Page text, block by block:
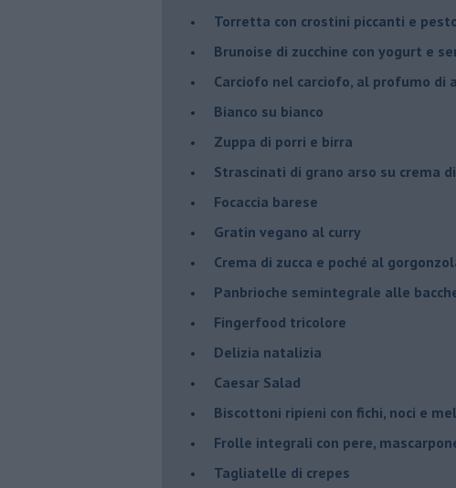
Torretta con crostini piccanti e
Brunoise di zucchine con yogurt e
Carciofo nel carciofo, al profumo di
Bianco su bianco
Zuppa di porri e birra
Strascinati di grano arso su crema
Focaccia barese
Gratin vegano al curry
Crema di zucca e poché al
Panbrioche semintegrale alle
Fingerfood tricolore
Delizia natalizia
Caesar Salad
Biscottoni ripieni con fichi, noci e
Frolle integrali con pere,
Tagliatelle di crepes